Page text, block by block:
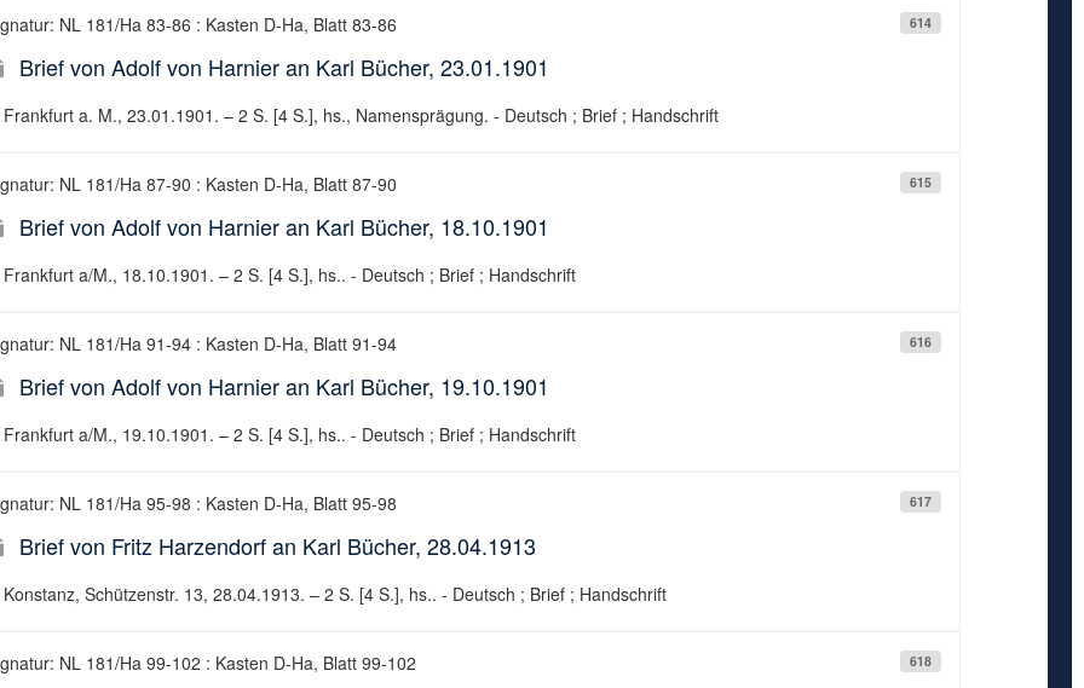
614
NL 181/Ha 83-86 : Kasten D-Ha, Blatt 83-86
Brief von Adolf von Harnier an Karl Bücher, 23.01.1901
Frankfurt a. M., 23.01.1901. – 2 S. [4 S.], hs., Namensprägung. - Deutsch ; Brief ; Handschrift
615
NL 181/Ha 87-90 : Kasten D-Ha, Blatt 87-90
Brief von Adolf von Harnier an Karl Bücher, 18.10.1901
Frankfurt a/M., 18.10.1901. – 2 S. [4 S.], hs.. - Deutsch ; Brief ; Handschrift
616
NL 181/Ha 91-94 : Kasten D-Ha, Blatt 91-94
Brief von Adolf von Harnier an Karl Bücher, 19.10.1901
Frankfurt a/M., 19.10.1901. – 2 S. [4 S.], hs.. - Deutsch ; Brief ; Handschrift
617
NL 181/Ha 95-98 : Kasten D-Ha, Blatt 95-98
Brief von Fritz Harzendorf an Karl Bücher, 28.04.1913
Konstanz, Schützenstr. 13, 28.04.1913. – 2 S. [4 S.], hs.. - Deutsch ; Brief ; Handschrift
618
NL 181/Ha 99-102 : Kasten D-Ha, Blatt 99-102